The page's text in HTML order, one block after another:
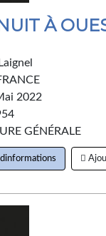
À
2022
GÉNÉRALE
dinformations